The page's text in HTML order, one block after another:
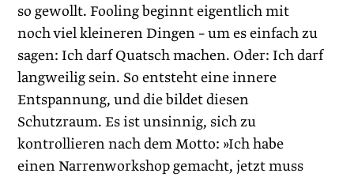
so gewollt. Fooling beginnt eigentlich mit
noch viel kleineren Dingen – um es einfach zu
sagen: Ich darf Quatsch machen. Oder: Ich darf
langweilig sein. So entsteht eine innere
Entspannung, und die bildet diesen
Schutzraum. Es ist unsinnig, sich zu
kontrollieren nach dem Motto: »Ich habe
einen Narrenworkshop gemacht, jetzt muss